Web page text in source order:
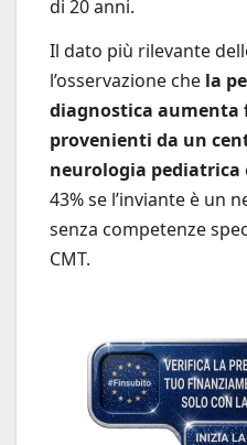
di 20 anni.
Il dato più rilevante
l’osservazione che la
diagnostica aumenta
provenienti da un
neurologia pediatrica
43% se l’inviante è un
senza competenze
CMT.